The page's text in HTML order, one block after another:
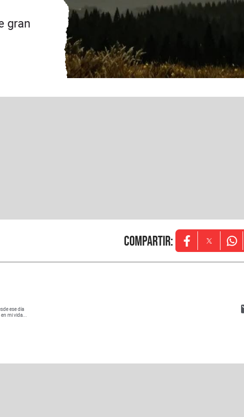
gran
Compartir: Opens in new
Opens in
ese día
mi vida...